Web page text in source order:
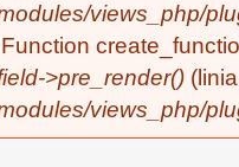
views_php/
>pre_render()
views_php/